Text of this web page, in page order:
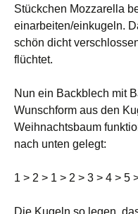
Stückchen Mozzarella
einarbeiten/einkugeln.
schön dicht
flüchtet.
Nun ein Backblech mit
Wunschform aus den
Weihnachtsbaum
nach unten gelegt:
1 > 2 > 1 > 2 > 3 > 4 > 5
Die Kugeln so legen,